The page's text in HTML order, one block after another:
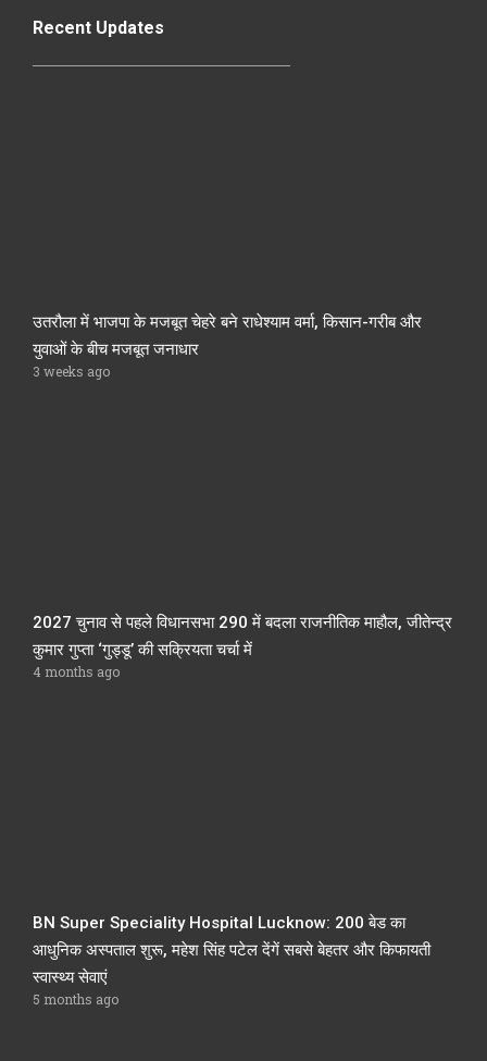
Recent Updates
उतरौला में भाजपा के मजबूत चेहरे बने राधेश्याम वर्मा, किसान-गरीब और
युवाओं के बीच मजबूत जनाधार
3 weeks ago
2027 चुनाव से पहले विधानसभा 290 में बदला राजनीतिक माहौल, जीतेन्द्र
कुमार गुप्ता ‘गुड्डू’ की सक्रियता चर्चा में
4 months ago
BN Super Speciality Hospital Lucknow: 200 बेड का
आधुनिक अस्पताल शुरू, महेश सिंह पटेल देंगें सबसे बेहतर और किफायती
स्वास्थ्य सेवाएं
5 months ago